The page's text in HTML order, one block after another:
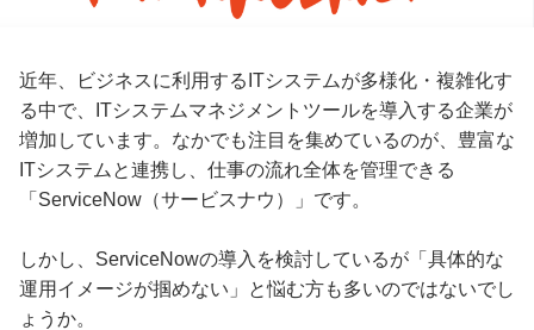
近年、ビジネスに利用するITシステムが多様化・複雑化す
る中で、ITシステムマネジメントツールを導入する企業が
増加しています。なかでも注目を集めているのが、豊富な
ITシステムと連携し、仕事の流れ全体を管理できる
「ServiceNow（サービスナウ）」です。
しかし、ServiceNowの導入を検討しているが「具体的な
運用イメージが掴めない」と悩む方も多いのではないでし
ょうか。